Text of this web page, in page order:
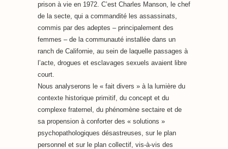
prison à vie en 1972. C’est Charles Manson, le chef
de la secte, qui a commandité les assassinats,
commis par des adeptes – principalement des
femmes – de la communauté installée dans un
ranch de Californie, au sein de laquelle passages à
l’acte, drogues et esclavages sexuels avaient libre
court.
Nous analyserons le « fait divers » à la lumière du
contexte historique primitif, du concept et du
complexe fraternel, du phénomène sectaire et de
sa propension à conforter des « solutions »
psychopathologiques désastreuses, sur le plan
personnel et sur le plan collectif, vis-à-vis des